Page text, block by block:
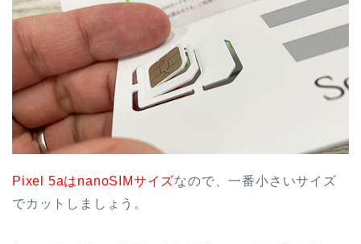
Pixel 5aはnanoSIMサイズなので、一番小さいサイズ
でカットしましょう。